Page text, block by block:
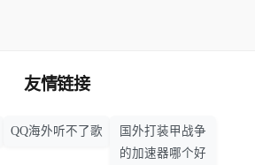
友情链接
QQ海外听不了歌
国外打装甲战争
的加速器哪个好